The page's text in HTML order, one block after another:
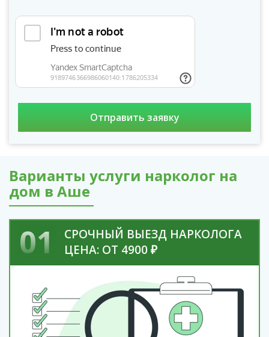
Варианты услуги нарколог на
дом в Аше
01
СРОЧНЫЙ ВЫЕЗД НАРКОЛОГА
ЦЕНА: ОТ 4900 ₽